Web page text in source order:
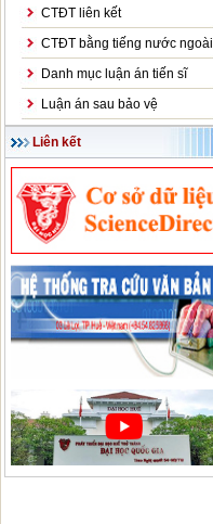
CTĐT liên kết
CTĐT bằng tiếng nước ngoài
Danh mục luận án tiến sĩ
Luận án sau bảo vệ
Liên kết